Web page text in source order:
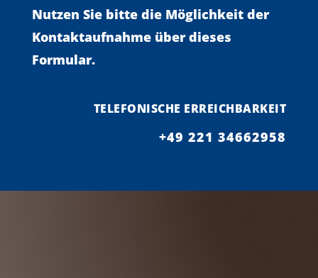
Nutzen Sie bitte die Möglichkeit der
Kontaktaufnahme über dieses
Formular.
TELEFONISCHE ERREICHBARKEIT
+49 221 34662958